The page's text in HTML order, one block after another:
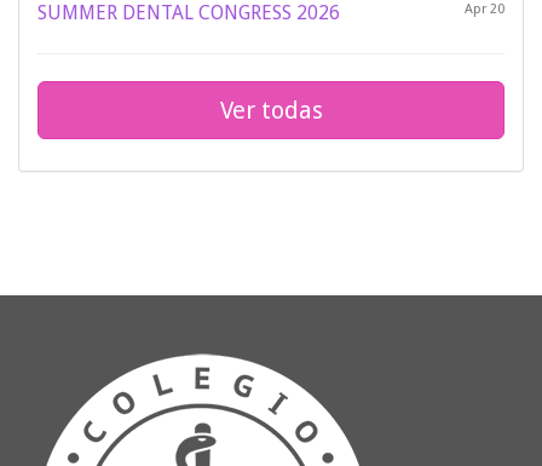
Apr 20
SUMMER DENTAL CONGRESS 2026
Ver todas